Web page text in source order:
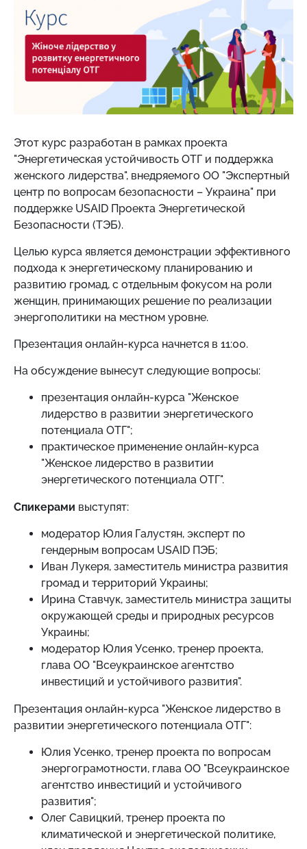
Этот курс разработан в рамках проекта
"Энергетическая устойчивость ОТГ и поддержка
женского лидерства", внедряемого ОО "Экспертный
центр по вопросам безопасности – Украина" при
поддержке USAID Проекта Энергетической
Безопасности (ТЭБ).
Целью курса является демонстрации эффективного
подхода к энергетическому планированию и
развитию громад, с отдельным фокусом на роли
женщин, принимающих решение по реализации
энергополитики на местном уровне.
Презентация онлайн-курса начнется в 11:00.
На обсуждение вынесут следующие вопросы:
презентация онлайн-курса "Женское
лидерство в развитии энергетического
потенциала ОТГ";
практическое применение онлайн-курса
"Женское лидерство в развитии
энергетического потенциала ОТГ".
Спикерами выступят:
модератор Юлия Галустян, эксперт по
гендерным вопросам USAID ПЭБ;
Иван Лукеря, заместитель министра развития
громад и территорий Украины;
Ирина Ставчук, заместитель министра защиты
окружающей среды и природных ресурсов
Украины;
модератор Юлия Усенко, тренер проекта,
глава ОО "Всеукраинское агентство
инвестиций и устойчивого развития".
Презентация онлайн-курса "Женское лидерство в
развитии энергетического потенциала ОТГ":
Юлия Усенко, тренер проекта по вопросам
энергограмотности, глава ОО "Всеукраинское
агентство инвестиций и устойчивого
развития";
Олег Савицкий, тренер проекта по
климатической и энергетической политике,